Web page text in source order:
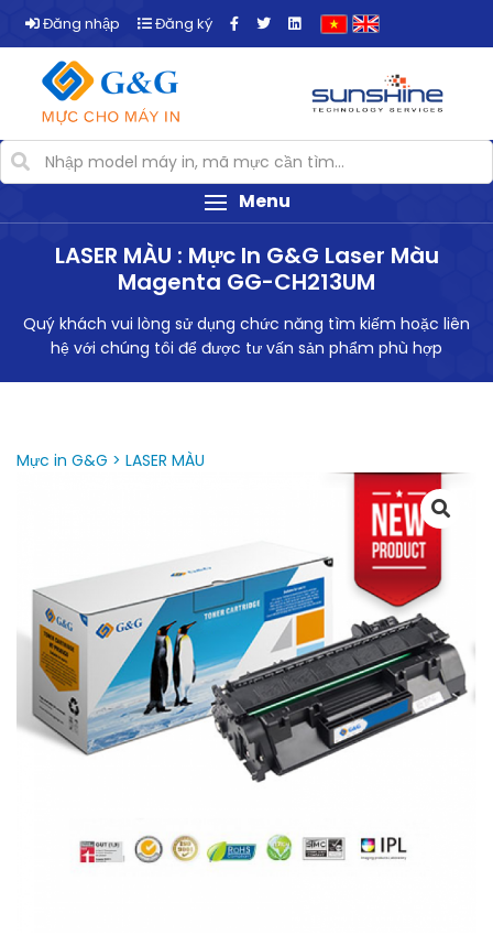
Đăng nhập Đăng ký
Menu
LASER MÀU : Mực In G&G Laser Màu
Magenta GG-CH213UM
Quý khách vui lòng sử dụng chức năng tìm kiếm hoặc liên
hệ với chúng tôi để được tư vấn sản phẩm phù hợp
Mực in G&G > LASER MÀU